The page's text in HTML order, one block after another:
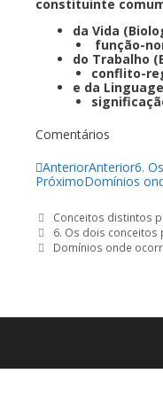
constituinte
da Vida
função-
do Trabalho
conflito-
e da
Comentários
AnteriorAnterior6.
PróximoDomínios
Categorias
Conceitos distintos
6. Os dois conceitos
Domínios onde